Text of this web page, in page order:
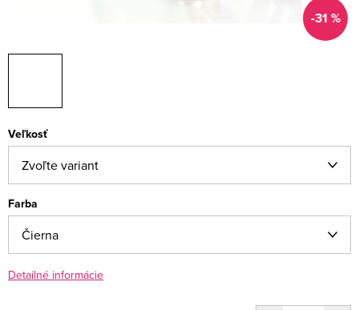
-31 %
Veľkosť
Farba
Detailné informácie